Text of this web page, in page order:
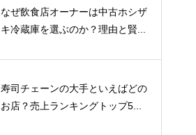
なぜ飲食店オーナーは中古ホシザ
キ冷蔵庫を選ぶのか？理由と賢...
寿司チェーンの大手といえばどの
お店？売上ランキングトップ5...